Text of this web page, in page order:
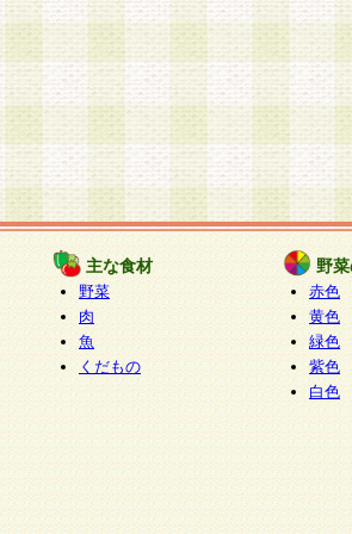
主な食材
野菜
肉
魚
くだもの
野
赤色
黄色
緑色
紫色
白色